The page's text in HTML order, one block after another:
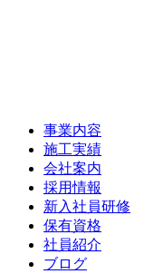
事業内容
施工実績
会社案内
採用情報
新入社員研修
保有資格
社員紹介
ブログ